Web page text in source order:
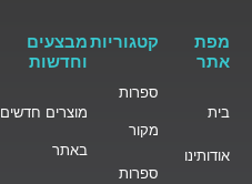
מפת
אתר
בית
אודותינו
קטגוריות
ספרות
מקור
ספרות
מבצעים
וחדשות
מוצרים חדשים
באתר